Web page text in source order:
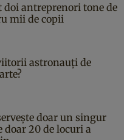
antreprenori tone de
mii de copii
astronauți de
doar un singur
doar 20 de locuri a